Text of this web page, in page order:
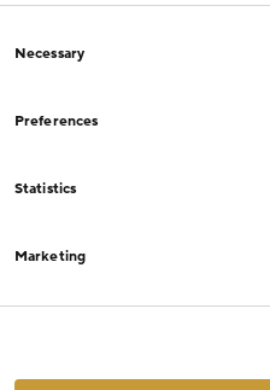
Selection
Necessary
Preferences
Statistics
Marketing